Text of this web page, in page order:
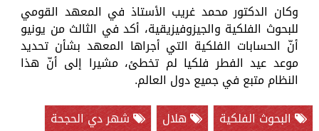
وكان الدكتور محمد غريب الأستاذ في المعهد القومي
للبحوث الفلكية والجيزوفيزيقية، أكد في الثالث من يونيو
أنّ الحسابات الفلكية التي أجراها المعهد بشأن تحديد
موعد عيد الفطر فلكيا لم تخطئ، مشيرا إلى أنّ هذا
النظام متبع في جميع دول العالم.
البحوث الفلكية
هلال شهر دي الحجحة